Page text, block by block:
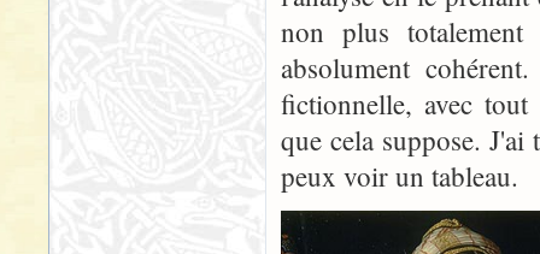
non plus totalement
absolument
fictionnelle, avec
que cela suppose. J'ai
peux voir un tableau.